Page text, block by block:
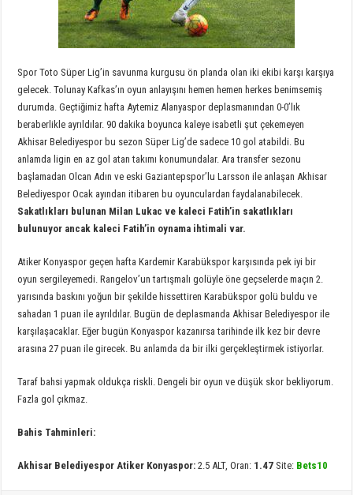
Spor Toto Süper Lig’in savunma kurgusu ön planda olan iki ekibi karşı karşıya
gelecek. Tolunay Kafkas’ın oyun anlayışını hemen hemen herkes benimsemiş
durumda. Geçtiğimiz hafta Aytemiz Alanyaspor deplasmanından 0-0’lık
beraberlikle ayrıldılar. 90 dakika boyunca kaleye isabetli şut çekemeyen
Akhisar Belediyespor bu sezon Süper Lig’de sadece 10 gol atabildi. Bu
anlamda ligin en az gol atan takımı konumundalar. Ara transfer sezonu
başlamadan Olcan Adın ve eski Gaziantepspor’lu Larsson ile anlaşan Akhisar
Belediyespor Ocak ayından itibaren bu oyunculardan faydalanabilecek.
Sakatlıkları bulunan Milan Lukac ve kaleci Fatih’in sakatlıkları
bulunuyor ancak kaleci Fatih’in oynama ihtimali var.
Atiker Konyaspor geçen hafta Kardemir Karabükspor karşısında pek iyi bir
oyun sergileyemedi. Rangelov’un tartışmalı golüyle öne geçselerde maçın 2.
yarısında baskını yoğun bir şekilde hissettiren Karabükspor golü buldu ve
sahadan 1 puan ile ayrıldılar. Bugün de deplasmanda Akhisar Belediyespor ile
karşılaşacaklar. Eğer bugün Konyaspor kazanırsa tarihinde ilk kez bir devre
arasına 27 puan ile girecek. Bu anlamda da bir ilki gerçekleştirmek istiyorlar.
Taraf bahsi yapmak oldukça riskli. Dengeli bir oyun ve düşük skor bekliyorum.
Fazla gol çıkmaz.
Bahis Tahminleri:
Akhisar Belediyespor Atiker Konyaspor: 2.5 ALT, Oran: 1.47 Site: Bets10